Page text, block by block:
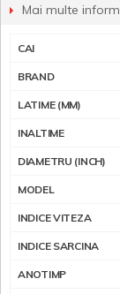
Mai multe
CAI
BRAND
LATIME (MM)
INALTIME
DIAMETRU (INCH)
MODEL
INDICE VITEZA
INDICE SARCINA
ANOTIMP